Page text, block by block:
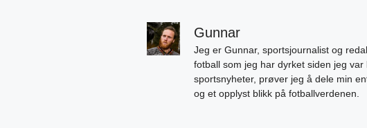
Gunnar
Jeg er Gunnar, sportsjournalist og
fotball som jeg har dyrket siden jeg
sportsnyheter, prøver jeg å dele min
og et opplyst blikk på fotballverdenen.